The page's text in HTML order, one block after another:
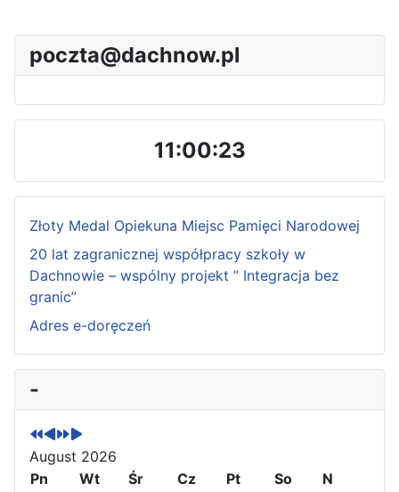
poczta@dachnow.pl
11:00:24
Złoty Medal Opiekuna Miejsc Pamięci Narodowej
20 lat zagranicznej współpracy szkoły w
Dachnowie – wspólny projekt ” Integracja bez
granic”
Adres e-doręczeń
-
P
r
e
v
i
o
P
e
v
i
o
N
x
t
Y
N
x
t
M
August 2026
Pn
Wt Śr Cz Pt So
N